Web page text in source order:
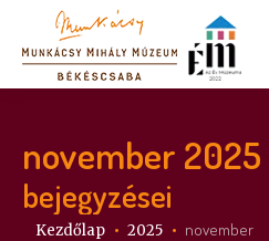
november 2025
bejegyzései
Itt vagy:
Kezdőlap 2025 november